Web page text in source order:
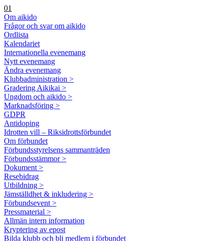
01
Om aikido
Frågor och svar om aikido
Ordlista
Kalendariet
Internationella evenemang
Nytt evenemang
Ändra evenemang
Klubbadministration >
Gradering Aikikai >
Ungdom och aikido >
Marknadsföring >
GDPR
Antidoping
Idrotten vill – Riksidrottsförbundet
Om förbundet
Förbundsstyrelsens sammanträden
Förbundsstämmor >
Dokument >
Resebidrag
Utbildning >
Jämställdhet & inkludering >
Förbundsevent >
Pressmaterial >
Allmän intern information
Kryptering av epost
Bilda klubb och bli medlem i förbundet